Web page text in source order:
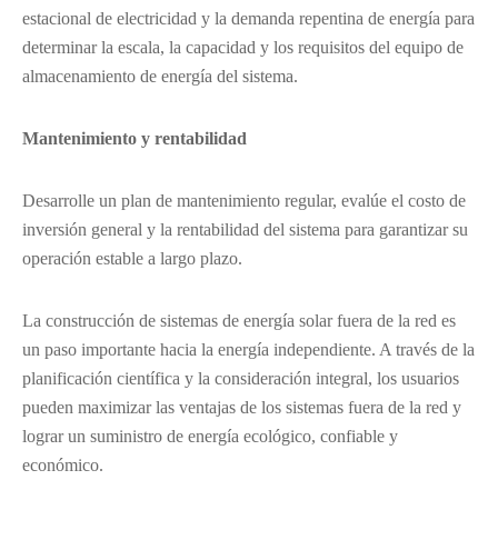
estacional de electricidad y la demanda repentina de energía para
determinar la escala, la capacidad y los requisitos del equipo de
almacenamiento de energía del sistema.
Mantenimiento y rentabilidad
Desarrolle un plan de mantenimiento regular, evalúe el costo de
inversión general y la rentabilidad del sistema para garantizar su
operación estable a largo plazo.
La construcción de sistemas de energía solar fuera de la red es
un paso importante hacia la energía independiente. A través de la
planificación científica y la consideración integral, los usuarios
pueden maximizar las ventajas de los sistemas fuera de la red y
lograr un suministro de energía ecológico, confiable y
económico.